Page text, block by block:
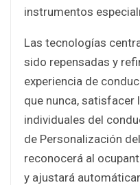
instrumentos
Las tecnologías
sido repensadas y
experiencia de
que nunca, satisfacer
individuales del
de Personalización
reconocerá al
y ajustará